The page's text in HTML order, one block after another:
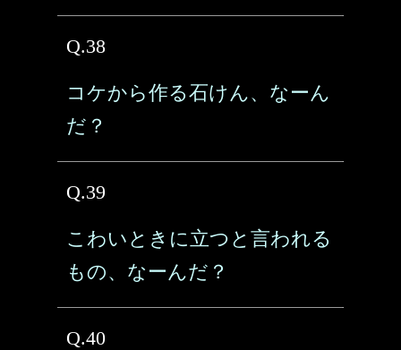
Q.38
コケから作る石けん、なーん
だ？
Q.39
こわいときに立つと言われる
もの、なーんだ？
Q.40